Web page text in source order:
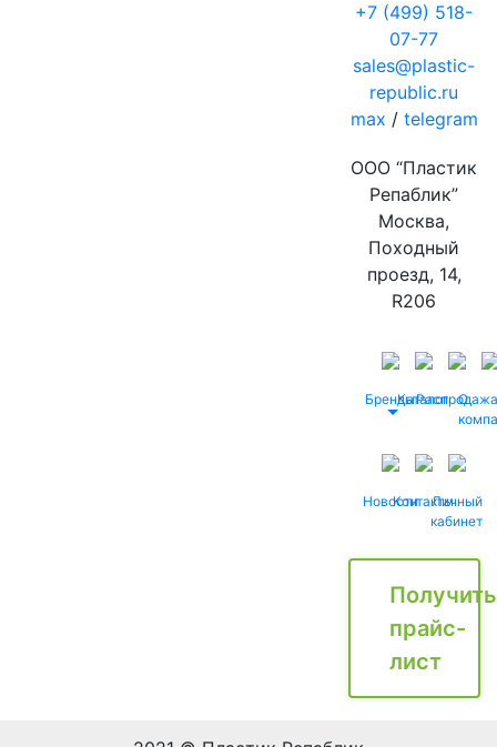
+7 (499) 518-
07-77
sales@plastic-
republic.ru
max / telegram
ООО “Пластик
Репаблик”
Москва,
Походный
проезд, 14,
R206
БрендыКаталог
Распродажа
О
НовостиКонтактыЛичный
кабинет
Получить
прайс-
лист